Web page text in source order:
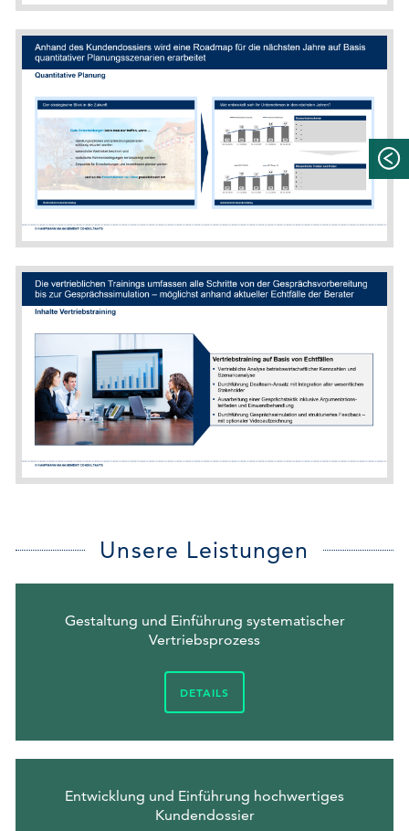
Unsere Leistungen
Gestaltung und Einführung systematischer
Vertriebsprozess
DETAILS
Entwicklung und Einführung hochwertiges
Kundendossier